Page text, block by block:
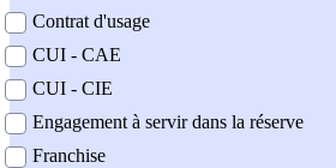
Contrat d'usage
CUI - CAE
CUI - CIE
Engagement à servir dans la réserve
Franchise